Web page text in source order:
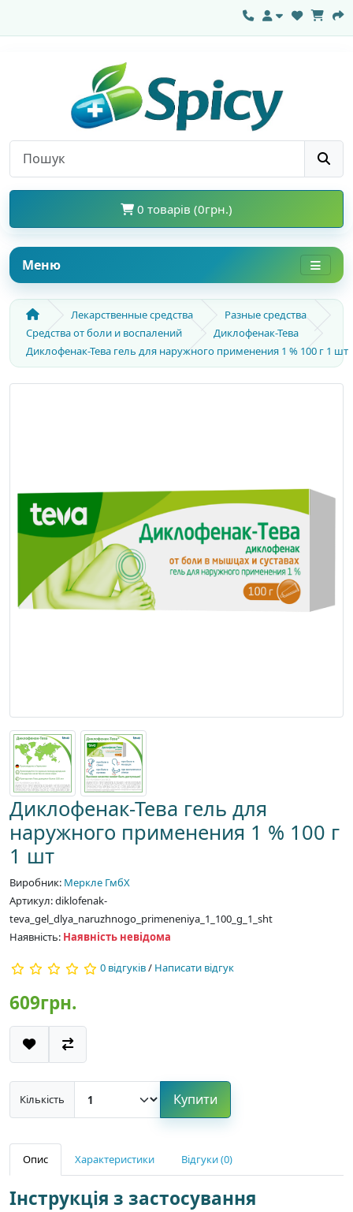
0 товарів (0грн.)
Меню
Лекарственные средства
Разные средства
Средства от боли и воспалений
Диклофенак-Тева
Диклофенак-Тева гель для наружного применения 1 % 100 г 1 шт
Диклофенак-Тева гель для
наружного применения 1 % 100 г
1 шт
Виробник: Меркле ГмбХ
Артикул: diklofenak-
teva_gel_dlya_naruzhnogo_primeneniya_1_100_g_1_sht
Наявність: Наявність невідома
0 відгуків/ Написати відгук
609грн.
Кількість Купити
Опис Характеристики Відгуки (0)
Інструкція з застосування